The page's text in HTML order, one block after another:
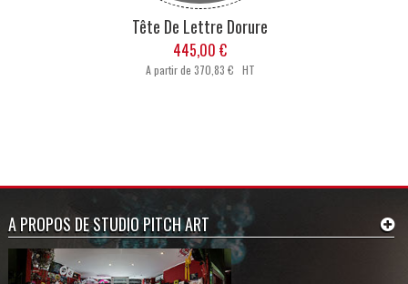
Tête De Lettre Dorure
445,00 €
A partir de 370,83 € HT
A PROPOS DE STUDIO PITCH ART